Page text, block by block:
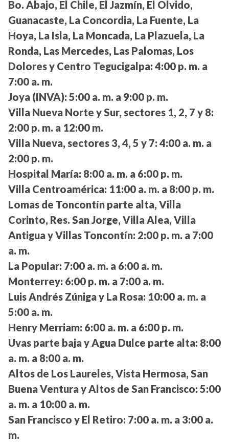
Bo. Abajo, El Chile, El Jazmín, El Olvido,
Guanacaste, La Concordia, La Fuente, La
Hoya, La Isla, La Moncada, La Plazuela, La
Ronda, Las Mercedes, Las Palomas, Los
Dolores y Centro Tegucigalpa: 4:00 p. m. a
7:00 a. m.
Joya (INVA): 5:00 a. m. a 9:00 p. m.
Villa Nueva Norte y Sur, sectores 1, 2, 7 y 8:
2:00 p. m. a 12:00 m.
Villa Nueva, sectores 3, 4, 5 y 7: 4:00 a. m. a
2:00 p. m.
Hospital María: 8:00 a. m. a 6:00 p. m.
Villa Centroamérica: 11:00 a. m. a 8:00 p. m.
Lomas de Toncontín parte alta, Villa
Corinto, Res. San Jorge, Villa Alea, Villa
Antigua y Villas Toncontín: 2:00 p. m. a 7:00
a. m.
La Popular: 7:00 a. m. a 6:00 a. m.
Monterrey: 6:00 p. m. a 7:00 a. m.
Luis Andrés Zúniga y La Rosa: 10:00 a. m. a
5:00 a. m.
Henry Merriam: 6:00 a. m. a 6:00 p. m.
Uvas parte baja y Agua Dulce parte alta: 8:00
a. m. a 8:00 a. m.
Altos de Los Laureles, Vista Hermosa, San
Buena Ventura y Altos de San Francisco: 5:00
a. m. a 10:00 a. m.
San Francisco y El Retiro: 7:00 a. m. a 3:00 a.
m.